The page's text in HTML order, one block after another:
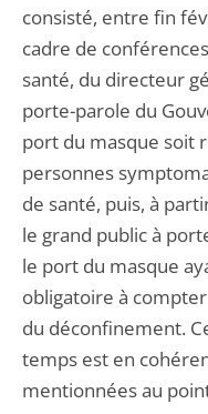
consisté, entre fin
cadre de
santé, du directeur
porte-parole du
port du masque soit
personnes
de santé, puis, à
le grand public à
le port du masque
obligatoire à
du déconfinement.
temps est en
mentionnées au